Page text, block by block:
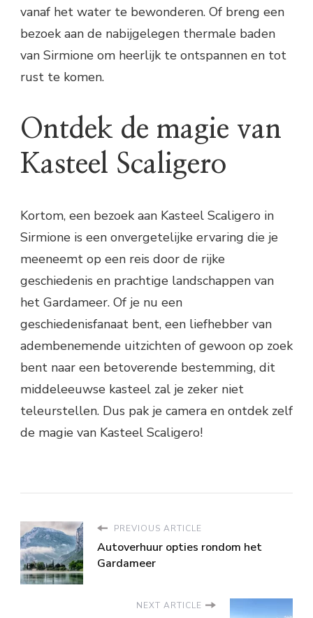
vanaf het water te bewonderen. Of breng een
bezoek aan de nabijgelegen thermale baden
van Sirmione om heerlijk te ontspannen en tot
rust te komen.
Ontdek de magie van
Kasteel Scaligero
Kortom, een bezoek aan Kasteel Scaligero in
Sirmione is een onvergetelijke ervaring die je
meeneemt op een reis door de rijke
geschiedenis en prachtige landschappen van
het Gardameer. Of je nu een
geschiedenisfanaat bent, een liefhebber van
adembenemende uitzichten of gewoon op zoek
bent naar een betoverende bestemming, dit
middeleeuwse kasteel zal je zeker niet
teleurstellen. Dus pak je camera en ontdek zelf
de magie van Kasteel Scaligero!
PREVIOUS ARTICLE
Autoverhuur opties rondom het
Gardameer
NEXT ARTICLE